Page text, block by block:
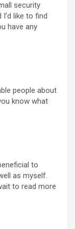
security
like to find
have any
people about
know what
to
as myself.
to read more